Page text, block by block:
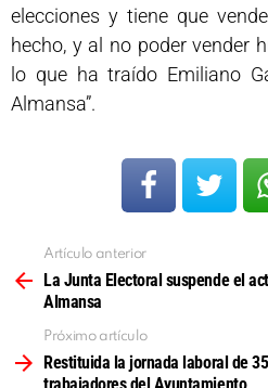
elecciones y tiene que
hecho, y al no poder vender
lo que ha traído Emiliano
Almansa”.
más
Artículo anterior
La Junta Electoral suspende el
Almansa
Próximo artículo
Restituida la jornada laboral de